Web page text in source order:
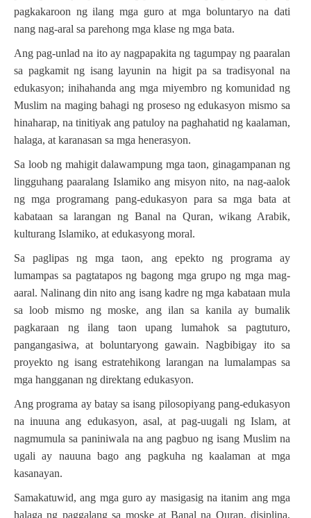
pagkakaroon ng ilang mga guro at mga boluntaryo na dati
nang nag-aral sa parehong mga klase ng mga bata.
Ang pag-unlad na ito ay nagpapakita ng tagumpay ng paaralan
sa pagkamit ng isang layunin na higit pa sa tradisyonal na
edukasyon; inihahanda ang mga miyembro ng komunidad ng
Muslim na maging bahagi ng proseso ng edukasyon mismo sa
hinaharap, na tinitiyak ang patuloy na paghahatid ng kaalaman,
halaga, at karanasan sa mga henerasyon.
Sa loob ng mahigit dalawampung mga taon, ginagampanan ng
lingguhang paaralang Islamiko ang misyon nito, na nag-aalok
ng mga programang pang-edukasyon para sa mga bata at
kabataan sa larangan ng Banal na Quran, wikang Arabik,
kulturang Islamiko, at edukasyong moral.
Sa paglipas ng mga taon, ang epekto ng programa ay
lumampas sa pagtatapos ng bagong mga grupo ng mga mag-
aaral. Nalinang din nito ang isang kadre ng mga kabataan mula
sa loob mismo ng moske, ang ilan sa kanila ay bumalik
pagkaraan ng ilang taon upang lumahok sa pagtuturo,
pangangasiwa, at boluntaryong gawain. Nagbibigay ito sa
proyekto ng isang estratehikong larangan na lumalampas sa
mga hangganan ng direktang edukasyon.
Ang programa ay batay sa isang pilosopiyang pang-edukasyon
na inuuna ang edukasyon, asal, at pag-uugali ng Islam, at
nagmumula sa paniniwala na ang pagbuo ng isang Muslim na
ugali ay nauuna bago ang pagkuha ng kaalaman at mga
kasanayan.
Samakatuwid, ang mga guro ay masigasig na itanim ang mga
halaga ng paggalang sa moske at Banal na Quran, disiplina,